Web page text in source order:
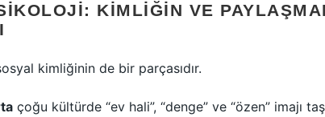
KIMLIĞIN VE
kimliğinin de bir parçasıdır.
çoğu kültürde “ev hali”, “denge” ve “özen” imajı